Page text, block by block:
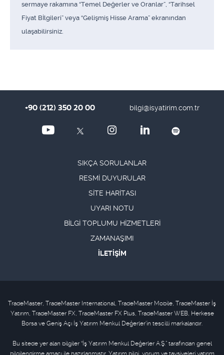
sermaye rakamına “Temel Değerler ve Oranlar”, “Tarihsel
Fiyat Bİlgileri” veya “Gelişmiş Hisse Arama” ekranından
ulaşabilirsiniz.
+90 (212) 350 20 00 bilgi@isyatirim.com.tr
SIKÇA SORULANLAR
RESMİ DUYURULAR
SİTE HARİTASI
UYARI NOTU
BİLGİ TOPLUMU HİZMETLERİ
ZAMANAŞIMI
İLETİŞİM
TradeMaster, TradeMaster International, TradeMaster Mobile, TradeMaster İş
Yatırım, TradeMaster FX, TradeMaster FX Plus, TradeMaster WEB, Herkese
Borsa ve Geniş Açı İş Yatırım Menkul Değerler'in tescilli markalarıdır.
Bu sitede yer alan bilgiler “İş Yatırım Menkul Değerler A.Ş.” tarafından genel
bilgilendirme amacı ile hazırlanmıştır. Yatırım bilgi, yorum ve tavsiyeleri yatırım